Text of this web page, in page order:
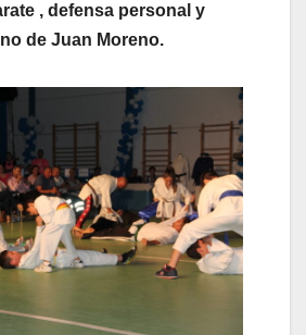
, defensa personal y
de Juan Moreno.